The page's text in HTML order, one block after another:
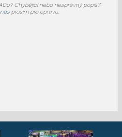
Chybějící nebo nesprávný popis?
prosím pro opravu.